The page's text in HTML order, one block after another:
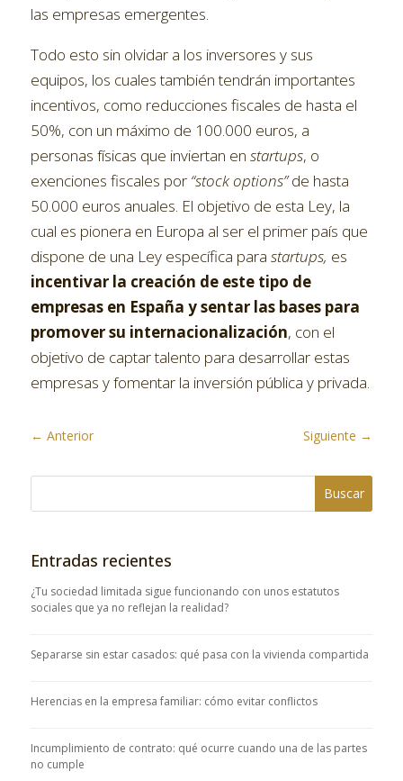
las empresas emergentes.
Todo esto sin olvidar a los inversores y sus
equipos, los cuales también tendrán importantes
incentivos, como reducciones fiscales de hasta el
50%, con un máximo de 100.000 euros, a
personas físicas que inviertan en startups, o
exenciones fiscales por “stock options”de hasta
50.000 euros anuales. El objetivo de esta Ley, la
cual es pionera en Europa al ser el primer país que
dispone de una Ley específica para startups, es
incentivar la creación de este tipo de
empresas en España y sentar las bases para
promover su internacionalización, con el
objetivo de captar talento para desarrollar estas
empresas y fomentar la inversión pública y privada.
← Anterior Siguiente →
Entradas recientes
¿Tu sociedad limitada sigue funcionando con unos estatutos
sociales que ya no reflejan la realidad?
Separarse sin estar casados: qué pasa con la vivienda compartida
Herencias en la empresa familiar: cómo evitar conflictos
Incumplimiento de contrato: qué ocurre cuando una de las partes
no cumple